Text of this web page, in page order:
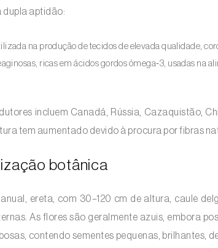
dupla aptidão:
na produção de tecidos de elevada qualidade,
ricas em ácidos gordos ómega‑3, usadas na
incluem Canadá, Rússia, Cazaquistão,
tem aumentado devido à procura por fibras
botânica
ereta, com 30–120 cm de altura, caule
As flores são geralmente azuis, embora
contendo sementes pequenas, brilhantes,